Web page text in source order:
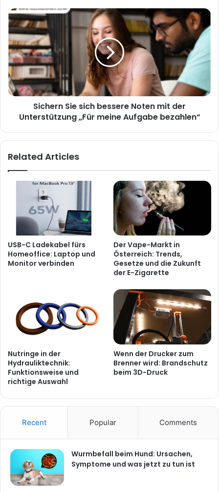
Sichern Sie sich bessere Noten mit der
Unterstützung „Für meine Aufgabe bezahlen“
Related Articles
USB-C Ladekabel fürs
Homeoffice: Laptop und
Monitor verbinden
Der Vape-Markt in
Österreich: Trends,
Gesetze und die Zukunft
der E-Zigarette
Nutringe in der
Hydrauliktechnik:
Funktionsweise und
richtige Auswahl
Wenn der Drucker zum
Brenner wird: Brandschutz
beim 3D-Druck
Recent Popular Comments
Wurmbefall beim Hund: Ursachen,
Symptome und was jetzt zu tun ist